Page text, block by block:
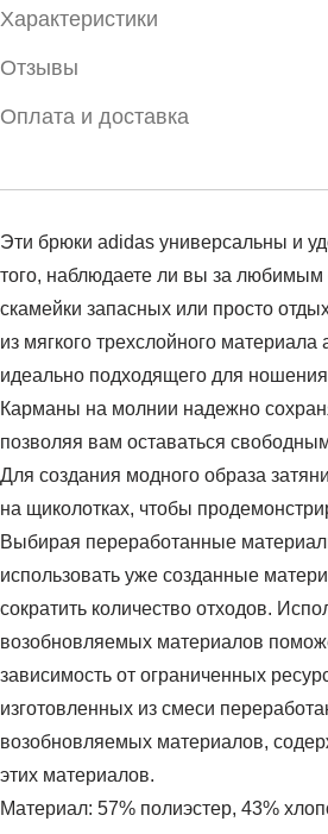
Характеристики
Отзывы
Оплата и доставка
Эти брюки adidas универсальны и
того, наблюдаете ли вы за любимым
скамейки запасных или просто
из мягкого трехслойного
идеально подходящего для ношения
Карманы на молнии надежно
позволяя вам оставаться
Для создания модного образа
на щиколотках, чтобы
Выбирая переработанные
использовать уже созданные
сократить количество отходов.
возобновляемых материалов
зависимость от ограниченных
изготовленных из смеси
возобновляемых материалов,
этих материалов.
Материал: 57% полиэстер, 43%